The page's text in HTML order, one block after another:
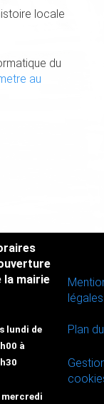
locale
du
au
la mairie
lundi de
à
mercredi
légales
Plan